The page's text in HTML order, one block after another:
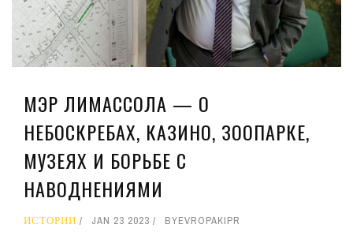
МЭР ЛИМАССОЛА — О
НЕБОСКРЕБАХ, КАЗИНО, ЗООПАРКЕ,
МУЗЕЯХ И БОРЬБЕ С
НАВОДНЕНИЯМИ
ИСТОРИИ JAN 23 2023 BYEVROPAKIPR